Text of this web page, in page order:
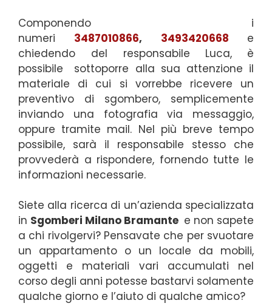
Componendo i
numeri 3487010866, 3493420668
e
chiedendo del responsabile Luca,
è
possibile
sottoporre alla sua attenzione il
materiale di cui si vorrebbe ricevere un
preventivo di sgombero, semplicemente
inviando una fotografia via messaggio,
oppure tramite mail. Nel più breve tempo
possibile, sarà il responsabile stesso che
provvederà a rispondere, fornendo tutte le
informazioni necessarie.
Siete alla ricerca di un’azienda specializzata
in Sgomberi Milano Bramante e non sapete
a chi rivolgervi? Pensavate che per svuotare
un appartamento o un locale da mobili,
oggetti e materiali vari accumulati nel
corso degli anni potesse bastarvi solamente
qualche giorno e l’aiuto di qualche amico?